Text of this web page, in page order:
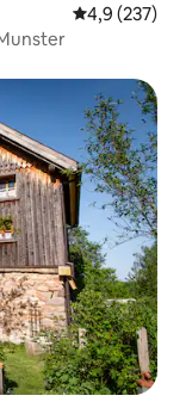
Średnia
4,9 (237)